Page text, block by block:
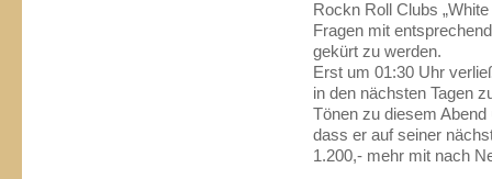
Rockn Roll Clubs
Fragen mit
gekürt zu werden.
Erst um 01:30 Uhr
in den nächsten Tagen
Tönen zu diesem
dass er auf seiner
1.200,- mehr mit nach